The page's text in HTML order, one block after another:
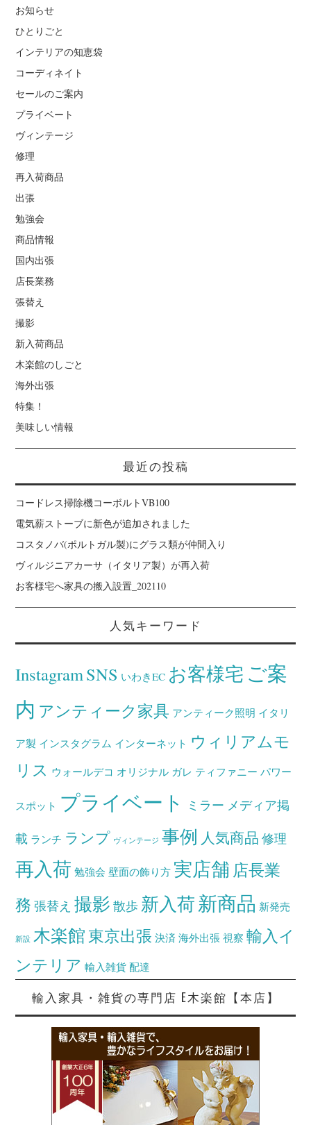
お知らせ
ひとりごと
インテリアの知恵袋
コーディネイト
セールのご案内
プライベート
ヴィンテージ
修理
再入荷商品
出張
勉強会
商品情報
国内出張
店長業務
張替え
撮影
新入荷商品
木楽館のしごと
海外出張
特集！
美味しい情報
最近の投稿
コードレス掃除機コーボルトVB100
電気薪ストーブに新色が追加されました
コスタノバ(ポルトガル製)にグラス類が仲間入り
ヴィルジニアカーサ（イタリア製）が再入荷
お客様宅へ家具の搬入設置_202110
人気キーワード
InstagramSNS いわきEC お客様宅 ご案
内 アンティーク家具 アンティーク照明 イタリ
ア製 インスタグラム インターネット ウィリアムモ
リス ウォールデコ オリジナル ガレ ティファニー パワー
スポット プライベート ミラー メディア掲
載 ランチ ランプ ヴィンテージ 事例 人気商品 修理
再入荷 勉強会 壁面の飾り方 実店舗 店長業
務 張替え 撮影 散歩 新入荷新商品 新発売
新設 木楽館 東京出張 決済 海外出張 視察 輸入イ
ンテリア 輸入雑貨 配達
輸入家具・雑貨の専門店 E木楽館【本店】